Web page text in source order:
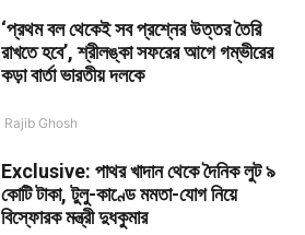
‘প্রথম বল থেকেই সব প্রশ্নের উত্তর তৈরি
রাখতে হবে’, শ্রীলঙ্কা সফরের আগে গম্ভীরের
কড়া বার্তা ভারতীয় দলকে
Rajib Ghosh
Exclusive: পাথর খাদান থেকে দৈনিক লুট ৯
কোটি টাকা, টুলু-কাণ্ডে মমতা-যোগ নিয়ে
বিস্ফোরক মন্ত্রী দুধকুমার